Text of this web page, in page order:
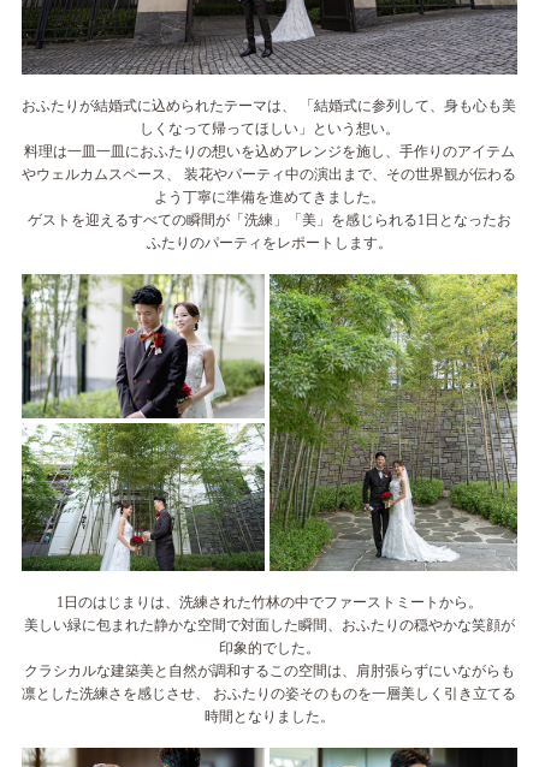
おふたりが結婚式に込められたテーマは、 「結婚式に参列して、身も心も美
しくなって帰ってほしい」という想い。
料理は一皿一皿におふたりの想いを込めアレンジを施し、手作りのアイテム
やウェルカムスペース、
装花やパーティ中の演出まで、その世界観が伝わる
よう丁寧に準備を進めてきました。
ゲストを迎えるすべての瞬間が「洗練」「美」を感じられる1日となったお
ふたりのパーティをレポートします。
1日のはじまりは、洗練された竹林の中でファーストミートから。
美しい緑に包まれた静かな空間で対面した瞬間、おふたりの穏やかな笑顔が
印象的でした。
クラシカルな建築美と自然が調和するこの空間は、肩肘張らずにいながらも
凛とした洗練さを感じさせ、
おふたりの姿そのものを一層美しく引き立てる
時間となりました。